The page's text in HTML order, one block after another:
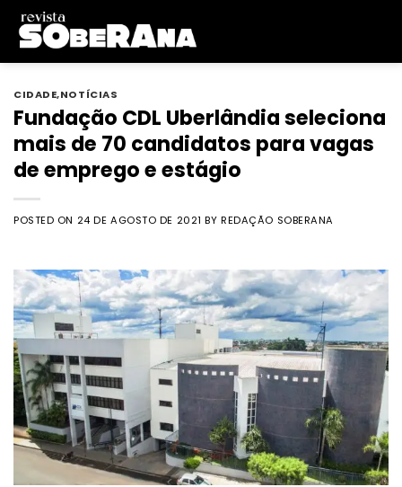
Skip
content
CIDADE,NOTÍCIAS
Fundação CDL Uberlândia seleciona
mais de 70 candidatos para vagas
de emprego e estágio
POSTED ON 24 DE AGOSTO DE 2021 BYREDAÇÃO SOBERANA